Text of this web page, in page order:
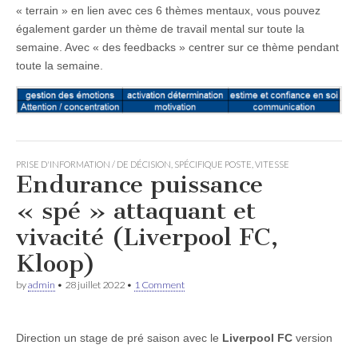
« terrain » en lien avec ces 6 thèmes mentaux, vous pouvez
également garder un thème de travail mental sur toute la
semaine. Avec « des feedbacks » centrer sur ce thème pendant
toute la semaine.
PRISE D'INFORMATION / DE DÉCISION SPÉCIFIQUE POSTE VITESSE
Endurance puissance
« spé » attaquant et
vivacité (Liverpool FC,
Kloop)
byadmin • 28 juillet 2022 • 1 Comment
Direction un stage de pré saison avec le Liverpool FC version